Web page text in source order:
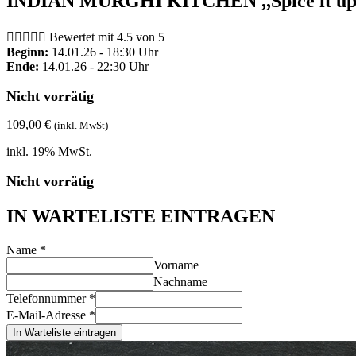
     Bewertet mit 4.5 von 5
Beginn: 14.01.26 - 18:30 Uhr
Ende: 14.01.26 - 22:30 Uhr
Nicht vorrätig
109,00 € (inkl. MwSt)
inkl. 19% MwSt.
Nicht vorrätig
IN WARTELISTE EINTRAGEN
Name *
Vorname
Nachname
Telefonnummer *
E-Mail-Adresse *
In Warteliste eintragen